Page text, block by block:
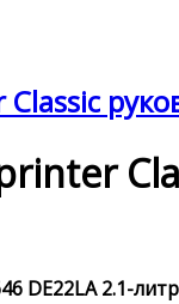
DE22LA 2.1-